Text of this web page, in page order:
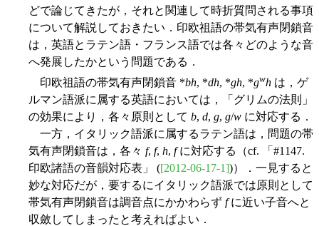
どで論じてきたが，それと関連して時折質問される事項
について解説しておきたい．印欧祖語の帯気有声閉鎖音
は，英語とラテン語・フランス語では各々どのような音
へ発展したかという問題である．
印欧祖語の帯気有声閉鎖音 *bh, *dh, *gh, *gwh は，ゲ
ルマン語派に属する英語においては，「グリムの法則」
の効果により，各々原則として b, d, g, g/w に対応する．
一方，イタリック語派に属するラテン語は，問題の帯
気有声閉鎖音は，各々 f, f, h, fに対応する（cf. 「#1147.
印欧諸語の音韻対応表」 ([2012-06-17-1])）．一見すると
妙な対応だが，要するにイタリック語派では原則として
帯気有声閉鎖音は調音点にかかわらず fに近い子音へと
収斂してしまったと考えればよい．